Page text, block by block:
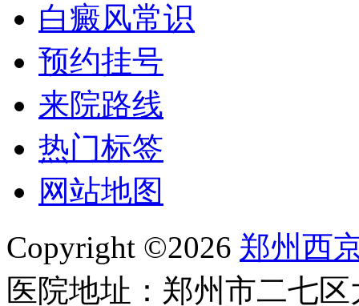
白癜风常识
预约挂号
来院路线
热门标签
网站地图
Copyright ©2026 郑州西
医院地址：郑州市二七